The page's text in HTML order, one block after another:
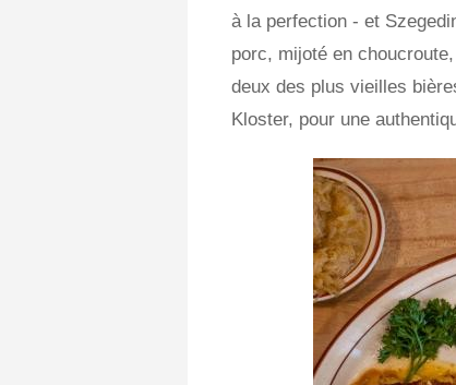
à la perfection - et
porc, mijoté en
deux des plus vieilles
Kloster, pour une